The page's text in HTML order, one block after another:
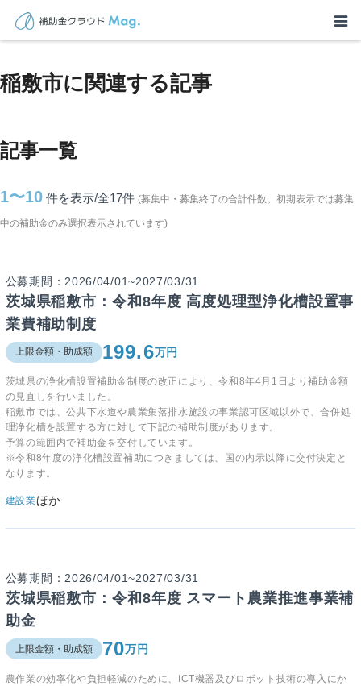
TOP > 補助金・助成金詳細>茨城県
稲敷市に関連する記事
記事一覧
1〜10 件を表示/全17件 (募集中・募集終了の合計件数。初期表示では募集
中の補助金のみ選択表示されています)
公募期間：2026/04/01~2027/03/31
茨城県稲敷市：令和8年度 高度処理型浄化槽設置事
業費補助制度
上限金額・助成額 199.6万円
茨城県の浄化槽設置補助金制度の改正により、令和8年4月1日より補助金額
の見直しを行いました。
稲敷市では、公共下水道や農業集落排水施設の事業認可区域以外で、合併処
理浄化槽を設置する方に対して下記の補助制度があります。
予算の範囲内で補助金を交付しています。
※令和8年度の浄化槽設置補助につきましては、国の内示以降に交付決定と
なります。
建設業ほか
公募期間：2026/04/01~2027/03/31
茨城県稲敷市：令和8年度 スマート農業推進事業補
助金
上限金額・助成額 70万円
農作業の効率化や負担軽減のために、ICT機器及びロボット技術の導入にか